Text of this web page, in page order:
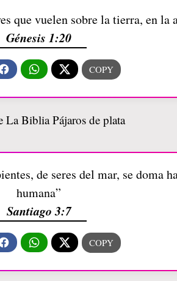
que vuelen sobre la tierra, en la
Génesis 1:20
de seres del mar, se doma
humana”
Santiago 3:7